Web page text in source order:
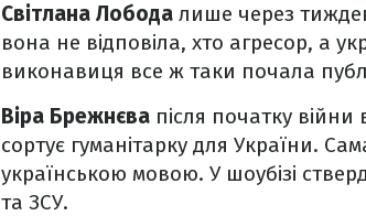
Світлана Лобода лише через
вона не відповіла, хто агресор, а
виконавиця все ж таки почала
Віра Брежнєва після початку
сортує гуманітарку для України.
українською мовою. У шоубізі
та ЗСУ.